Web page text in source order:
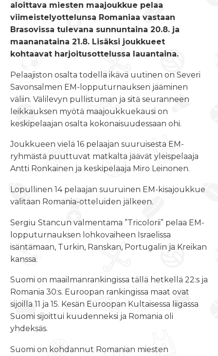
aloittava miesten maajoukkue pelaa
viimeistelyottelunsa Romaniaa vastaan
Brasovissa tulevana sunnuntaina 20.8. ja
maananataina 21.8. Lisäksi joukkueet
kohtaavat harjoitusottelussa lauantaina.
Pelaajiston osalta todella ikävä uutinen on Severi
Savonsalmen EM-lopputurnauksen jääminen
väliin. Välilevyn pullistuman ja sitä seuranneen
leikkauksen myötä maajoukkuekausi on
keskipelaajan osalta kokonaisuudessaan ohi.
Joukkueen vielä 16 pelaajan suuruisesta EM-
ryhmästä puuttuvat matkalta jäävät yleispelaaja
Antti Ronkainen ja keskipelaaja Miro Leinonen.
Lopullinen 14 pelaajan suuruinen EM-kisajoukkue
valitaan Romania-otteluiden jälkeen.
Sergiu Stancun valmentama ”Tricolorii” pelaa EM-
lopputurnauksen lohkovaiheen Israelissa
isäntämaan, Turkin, Ranskan, Portugalin ja Kreikan
kanssa.
Suomi on maailmanrankingissa tällä hetkellä 22:s ja
Romania 30:s. Euroopan rankingissa maat ovat
sijoilla 11 ja 15. Kesän Euroopan Kultaisessa liigassa
Suomi sijoittui kuudenneksi ja Romania oli
yhdeksäs.
Suomi on kohdannut Romanian miesten